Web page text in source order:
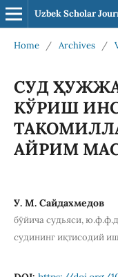
Uzbek Scholar
Home / Archives /
СУД
КЎРИШ
АЙРИМ
У. М. Сайдахмедов
бўйича судьяси,
судининг иқтисодий